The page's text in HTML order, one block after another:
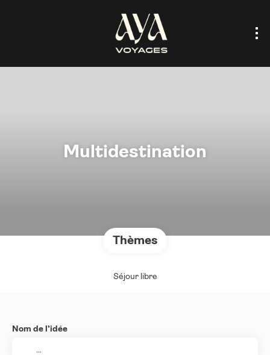
Multidestination
Thèmes
Séjour libre
Nom de l’idée